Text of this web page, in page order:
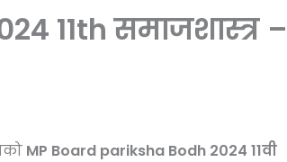
11th समाजशास्त्र –
MP Board pariksha Bodh 2024 11वी